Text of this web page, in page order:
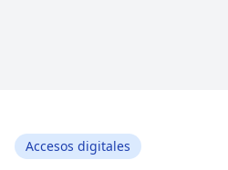
Accesos digitales